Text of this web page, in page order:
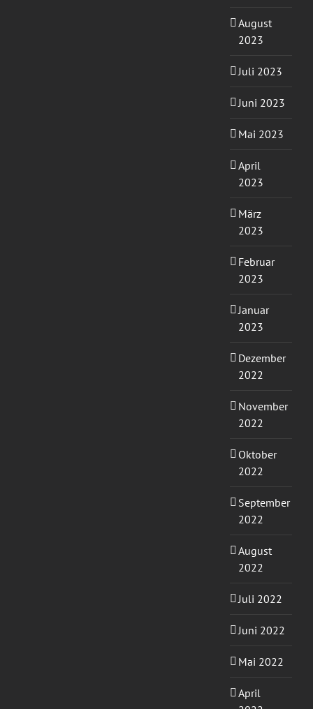
August
2023
Juli 2023
Juni 2023
Mai 2023
April
2023
März
2023
Februar
2023
Januar
2023
Dezember
2022
November
2022
Oktober
2022
September
2022
August
2022
Juli 2022
Juni 2022
Mai 2022
April